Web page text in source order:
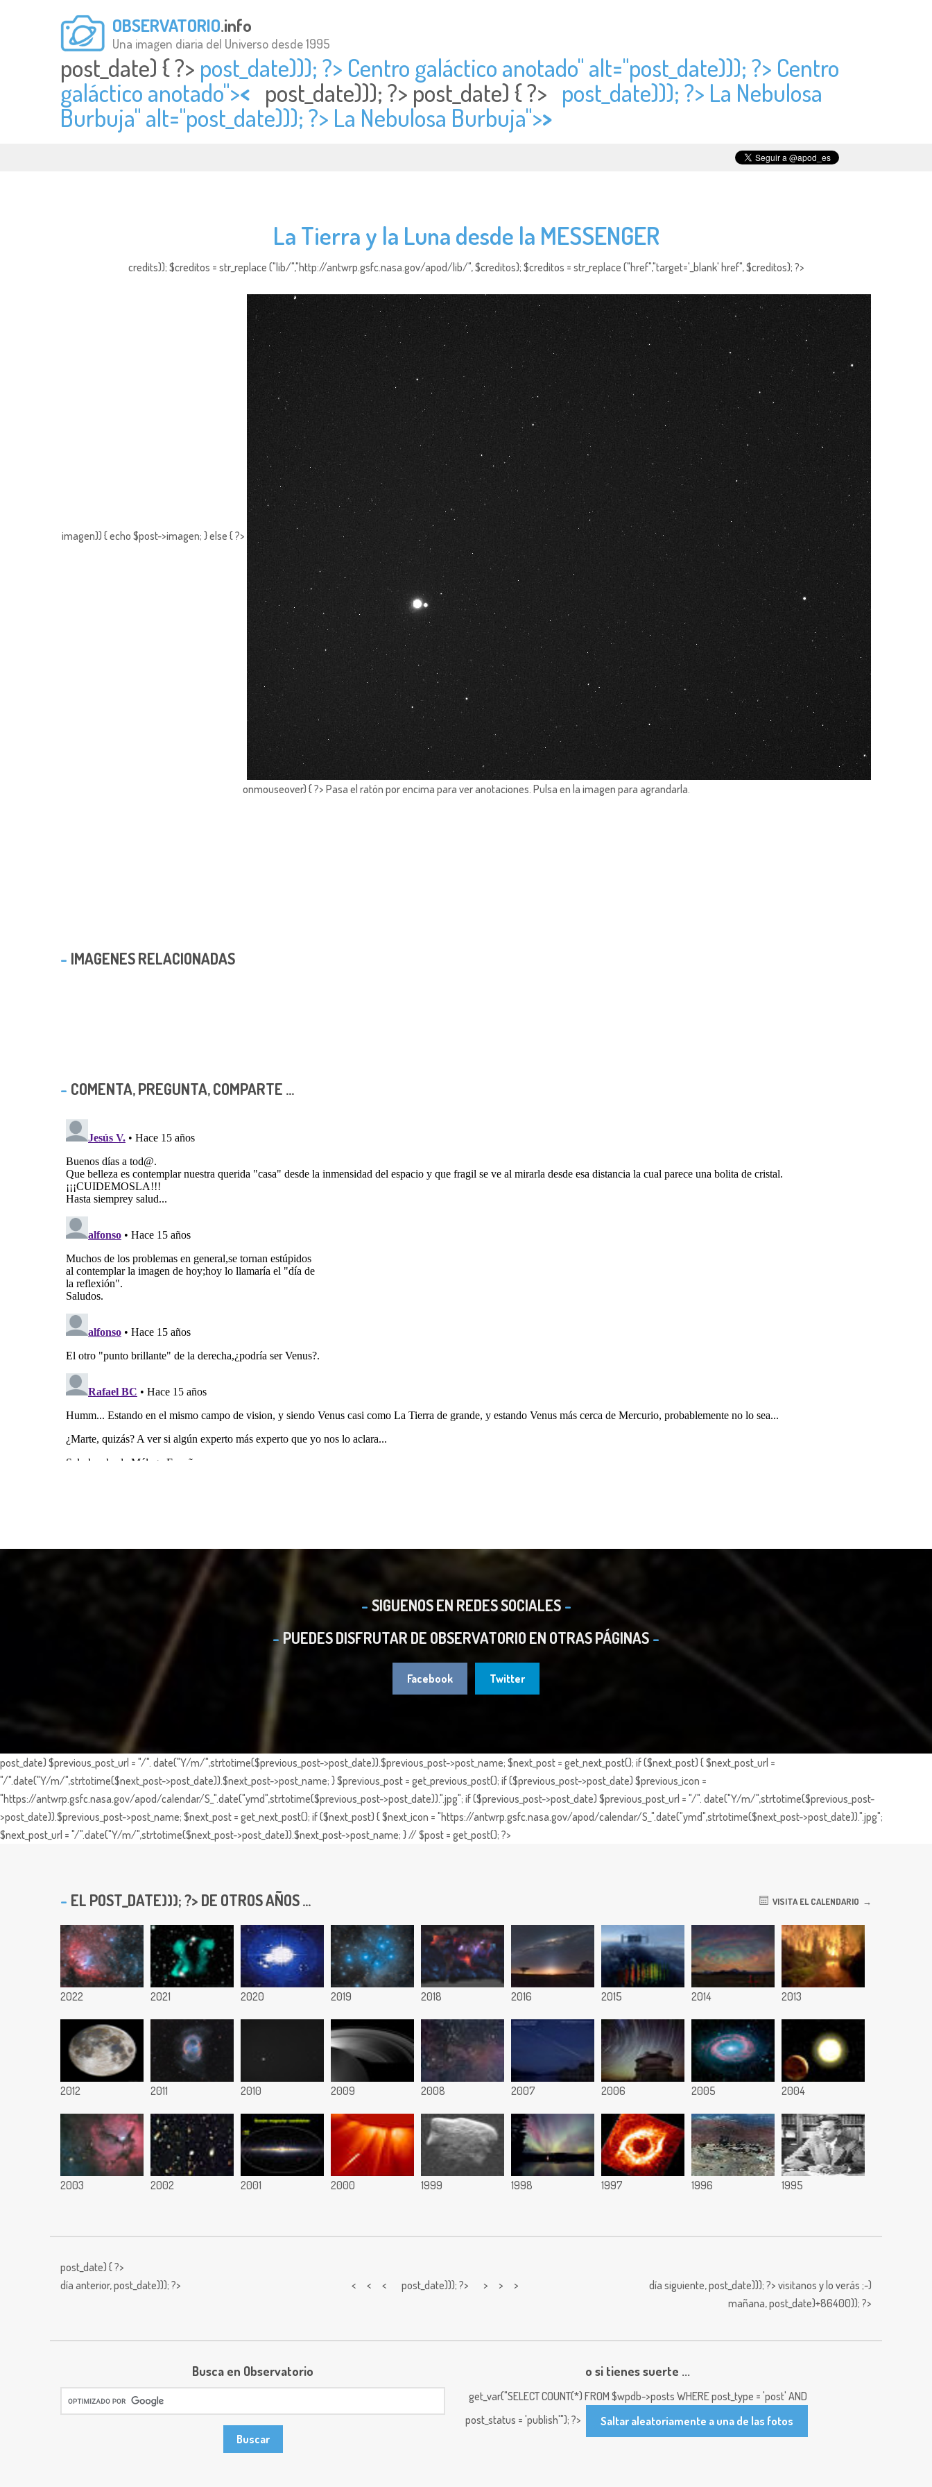
OBSERVATORIO.info
Una imagen diaria del Universo desde 1995
post_date) { ?> post_date))); ?> Centro galáctico anotado" alt="post_date))); ?> Centro
galáctico anotado">< post_date))); ?> post_date) { ?> post_date))); ?> La Nebulosa
Burbuja" alt="post_date))); ?> La Nebulosa Burbuja">>
La Tierra y la Luna desde la MESSENGER
credits)); $creditos = str_replace ("lib/","http://antwrp.gsfc.nasa.gov/apod/lib/", $creditos); $creditos = str_replace ("href","target='_blank' href", $creditos); ?>
imagen)) { echo $post->imagen; } else { ?>
onmouseover) { ?> Pasa el ratón por encima para ver anotaciones. Pulsa en la imagen para agrandarla.
IMAGENES RELACIONADAS
COMENTA, PREGUNTA, COMPARTE ...
SIGUENOS EN REDES SOCIALES
PUEDES DISFRUTAR DE OBSERVATORIO EN OTRAS PÁGINAS
Facebook Twitter
post_date) $previous_post_url = "/". date("Y/m/",strtotime($previous_post->post_date)).$previous_post->post_name; $next_post = get_next_post(); if ($next_post) { $next_post_url =
"/".date("Y/m/",strtotime($next_post->post_date)).$next_post->post_name; } $previous_post = get_previous_post(); if ($previous_post->post_date) $previous_icon =
"https://antwrp.gsfc.nasa.gov/apod/calendar/S_".date("ymd",strtotime($previous_post->post_date)).".jpg"; if ($previous_post->post_date) $previous_post_url = "/". date("Y/m/",strtotime($previous_post-
>post_date)).$previous_post->post_name; $next_post = get_next_post(); if ($next_post) { $next_icon = "https://antwrp.gsfc.nasa.gov/apod/calendar/S_".date("ymd",strtotime($next_post->post_date)).".jpg";
$next_post_url = "/".date("Y/m/",strtotime($next_post->post_date)).$next_post->post_name; } // $post = get_post(); ?>
EL POST_DATE))); ?> DE OTROS AÑOS ... VISITA EL CALENDARIO
2022 2021 2020 2019 2018 2016 2015 2014 2013
2012 2011 2010 2009 2008 2007 2006 2005 2004
2003 2002 2001 2000 1999 1998 1997 1996 1995
post_date) { ?>
día anterior,post_date))); ?> < < < post_date))); ?> > > > día siguiente,post_date))); ?> visitanos y lo verás ;-)
mañana,post_date)+86400)); ?>
Busca en Observatorio o si tienes suerte ...
get_var("SELECT COUNT(*) FROM $wpdb->posts WHERE post_type = 'post' AND
post_status = 'publish'"); ?>
Saltar aleatoriamente a una de las fotos